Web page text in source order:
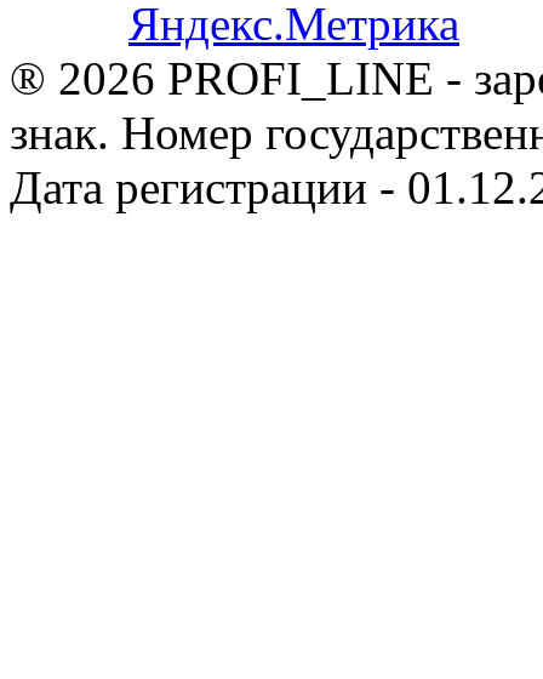
® 2026 PROFI_LINE -
знак. Номер
Дата регистрации -